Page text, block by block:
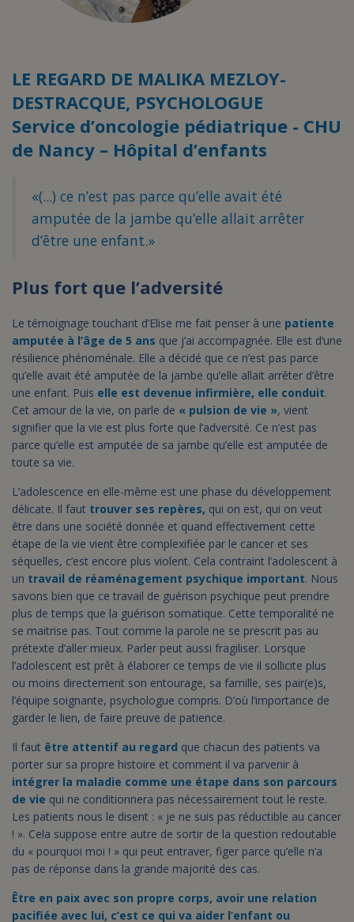
LE REGARD DE MALIKA MEZLOY-
DESTRACQUE, PSYCHOLOGUE
Service d’oncologie pédiatrique - CHU
de Nancy – Hôpital d’enfants
«(...) ce n’est pas parce qu’elle avait été
amputée de la jambe qu’elle allait arrêter
d’être une enfant.»
Plus fort que l’adversité
Le témoignage touchant d’Elise me fait penser à une patiente
amputée à l’âge de 5 ans que j’ai accompagnée. Elle est d’une
résilience phénoménale. Elle a décidé que ce n’est pas parce
qu’elle avait été amputée de la jambe qu’elle allait arrêter d’être
une enfant. Puis elle est devenue infirmière, elle conduit.
Cet amour de la vie, on parle de « pulsion de vie », vient
signifier que la vie est plus forte que l’adversité. Ce n’est pas
parce qu’elle est amputée de sa jambe qu’elle est amputée de
toute sa vie.
L’adolescence en elle-même est une phase du développement
délicate. Il faut trouver ses repères, qui on est, qui on veut
être dans une société donnée et quand effectivement cette
étape de la vie vient être complexifiée par le cancer et ses
séquelles, c’est encore plus violent. Cela contraint l’adolescent à
un travail de réaménagement psychique important. Nous
savons bien que ce travail de guérison psychique peut prendre
plus de temps que la guérison somatique. Cette temporalité ne
se maitrise pas. Tout comme la parole ne se prescrit pas au
prétexte d’aller mieux. Parler peut aussi fragiliser. Lorsque
l’adolescent est prêt à élaborer ce temps de vie il sollicite plus
ou moins directement son entourage, sa famille, ses pair(e)s,
l’équipe soignante, psychologue compris. D’où l’importance de
garder le lien, de faire preuve de patience.
Il faut être attentif au regard que chacun des patients va
porter sur sa propre histoire et comment il va parvenir à
intégrer la maladie comme une étape dans son parcours
de vie qui ne conditionnera pas nécessairement tout le reste.
Les patients nous le disent : « je ne suis pas réductible au cancer
! ». Cela suppose entre autre de sortir de la question redoutable
du « pourquoi moi ! » qui peut entraver, figer parce qu’elle n’a
pas de réponse dans la grande majorité des cas.
Être en paix avec son propre corps, avoir une relation
pacifiée avec lui, c’est ce qui va aider l’enfant ou